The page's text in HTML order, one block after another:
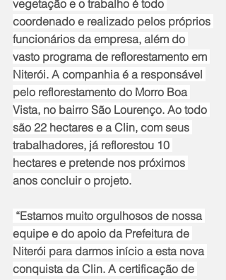
vegetação e o trabalho é todo
coordenado e realizado pelos próprios
funcionários da empresa, além do
vasto programa de reflorestamento em
Niterói. A companhia é a responsável
pelo reflorestamento do Morro Boa
Vista, no bairro São Lourenço. Ao todo
são 22 hectares e a Clin, com seus
trabalhadores, já reflorestou 10
hectares e pretende nos próximos
anos concluir o projeto.
equipe e do apoio da Prefeitura de
Niterói para darmos início a esta nova
conquista da Clin. A certificação de